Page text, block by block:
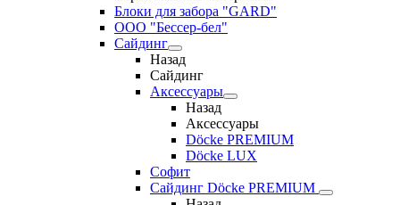
Блоки для забора "GARD"
ООО "Бессер-бел"
Сайдинг
Назад
Сайдинг
Аксессуары
Назад
Аксессуары
Döcke PREMIUM
Döcke LUX
Софит
Сайдинг Döcke PREMIUM